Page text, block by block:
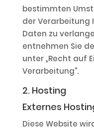
bestimmten
der Verarbeitung
Daten zu
entnehmen Sie
unter „Recht auf
Verarbeitung“.
2. Hosting
Externes
Diese Website